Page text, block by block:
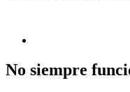
No siempre